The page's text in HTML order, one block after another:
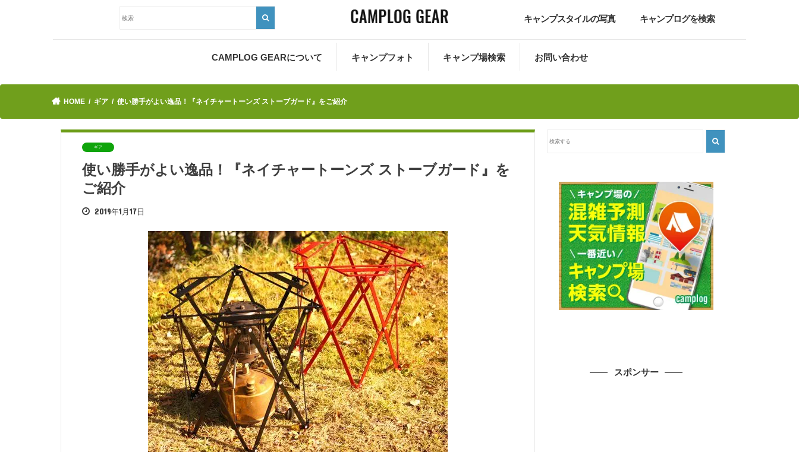
キャンプスタイルの写真 キャンプログを検索
CAMPLOG GEARについて キャンプフォト キャンプ場検索 お問い合わせ
HOME ギア 使い勝手がよい逸品！『ネイチャートーンズ ストーブガード』をご紹介
ギア
使い勝手がよい逸品！『ネイチャートーンズ ストーブガード』を
ご紹介
2019年1月17日
スポンサー